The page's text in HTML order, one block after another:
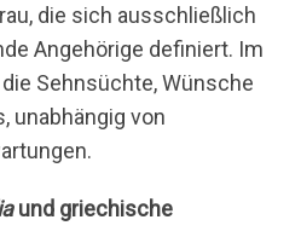
die sich ausschließlich
Angehörige definiert. Im
Sehnsüchte, Wünsche
unabhängig von
und griechische